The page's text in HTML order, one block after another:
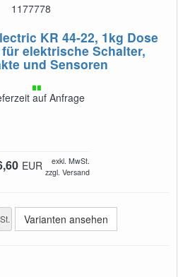
1177778
KR 44-22, 1kg Dose
elektrische Schalter,
und Sensoren
auf Anfrage
EUR
exkl. MwSt.
zzgl. Versand
St. Varianten ansehen